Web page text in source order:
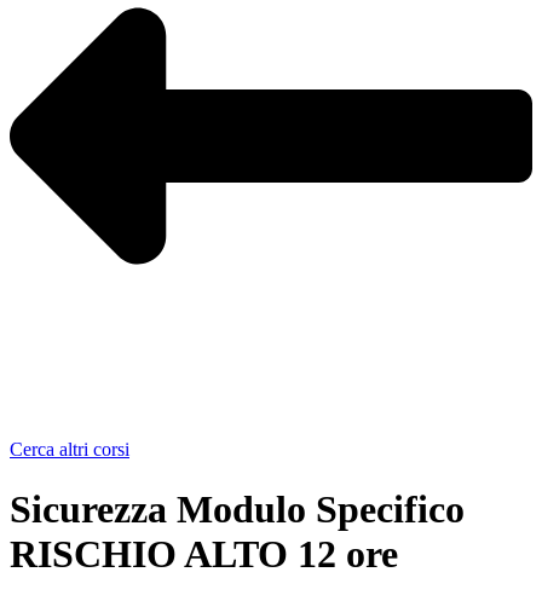
Cerca altri corsi
Sicurezza Modulo Specifico
RISCHIO ALTO 12 ore